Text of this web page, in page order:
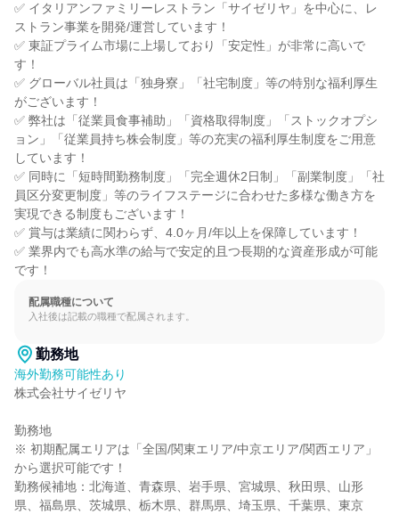
✅ イタリアンファミリーレストラン「サイゼリヤ」を中心に、レ
ストラン事業を開発/運営しています！
✅ 東証プライム市場に上場しており「安定性」が非常に高いで
す！
✅ グローバル社員は「独身寮」「社宅制度」等の特別な福利厚生
がございます！
✅ 弊社は「従業員食事補助」「資格取得制度」「ストックオプシ
ョン」「従業員持ち株会制度」等の充実の福利厚生制度をご用意
しています！
✅ 同時に「短時間勤務制度」「完全週休2日制」「副業制度」「社
員区分変更制度」等のライフステージに合わせた多様な働き方を
実現できる制度もございます！
✅ 賞与は業績に関わらず、4.0ヶ月/年以上を保障しています！
✅ 業界内でも高水準の給与で安定的且つ長期的な資産形成が可能
です！
配属職種について
入社後は記載の職種で配属されます。
勤務地
海外勤務可能性あり
株式会社サイゼリヤ
勤務地
※ 初期配属エリアは「全国/関東エリア/中京エリア/関西エリア」
から選択可能です！
勤務候補地：北海道、青森県、岩手県、宮城県、秋田県、山形
県、福島県、茨城県、栃木県、群馬県、埼玉県、千葉県、東京